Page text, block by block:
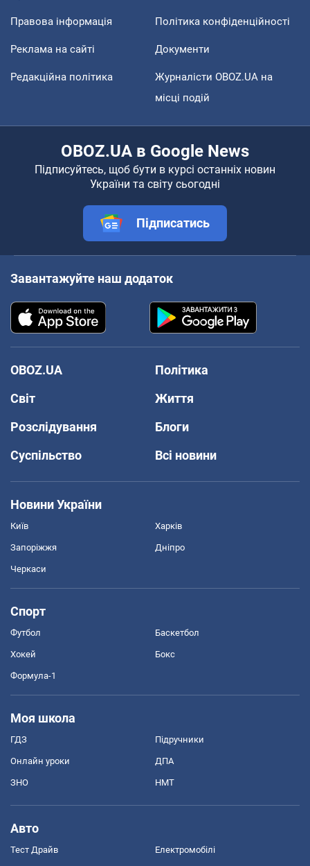
Правова інформація Політика конфіденційності
Реклама на сайті Документи
Редакційна політика
Журналісти OBOZ.UA на
місці подій
OBOZ.UA в Google News
Підписуйтесь, щоб бути в курсі останніх новин
України та світу сьогодні
Підписатись
Завантажуйте наш додаток
OBOZ.UA
Політика
Світ
Життя
Розслідування
Блоги
Суспільство
Всі новини
Новини України
Київ Харків
Запоріжжя Дніпро
Черкаси
Спорт
Футбол Баскетбол
Хокей Бокс
Формула-1
Моя школа
ГДЗ Підручники
Онлайн уроки ДПА
ЗНО НМТ
Авто
Тест Драйв Електромобілі